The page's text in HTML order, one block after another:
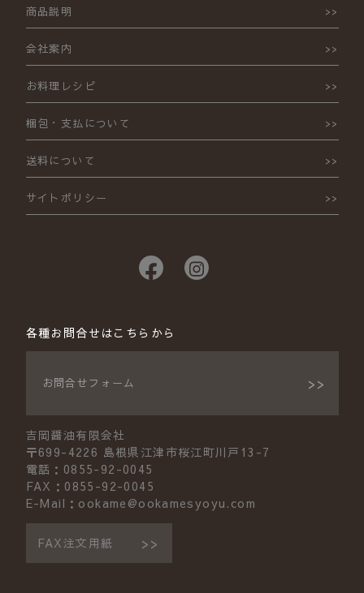
商品説明
会社案内
お料理レシピ
梱包・支払について
送料について
サイトポリシー
各種お問合せはこちらから
お問合せフォーム
吉岡醤油有限会社
〒699-4226 島根県江津市桜江町川戸13-7
電話：0855-92-0045
FAX：0855-92-0045
E-Mail：ookame@ookamesyoyu.com
FAX注文用紙